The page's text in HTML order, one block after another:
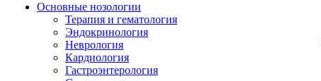
Основные нозологии
Терапия и гематология
Эндокринология
Неврология
Кардиология
Гастроэнтерология